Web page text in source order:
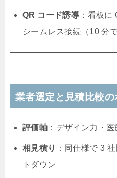
QR コード誘導 ：看板
シームレス接続（10 分
業者選定と見積比較の
評価軸 ：デザイン力・
相見積り
：同仕様で 3
トダウン